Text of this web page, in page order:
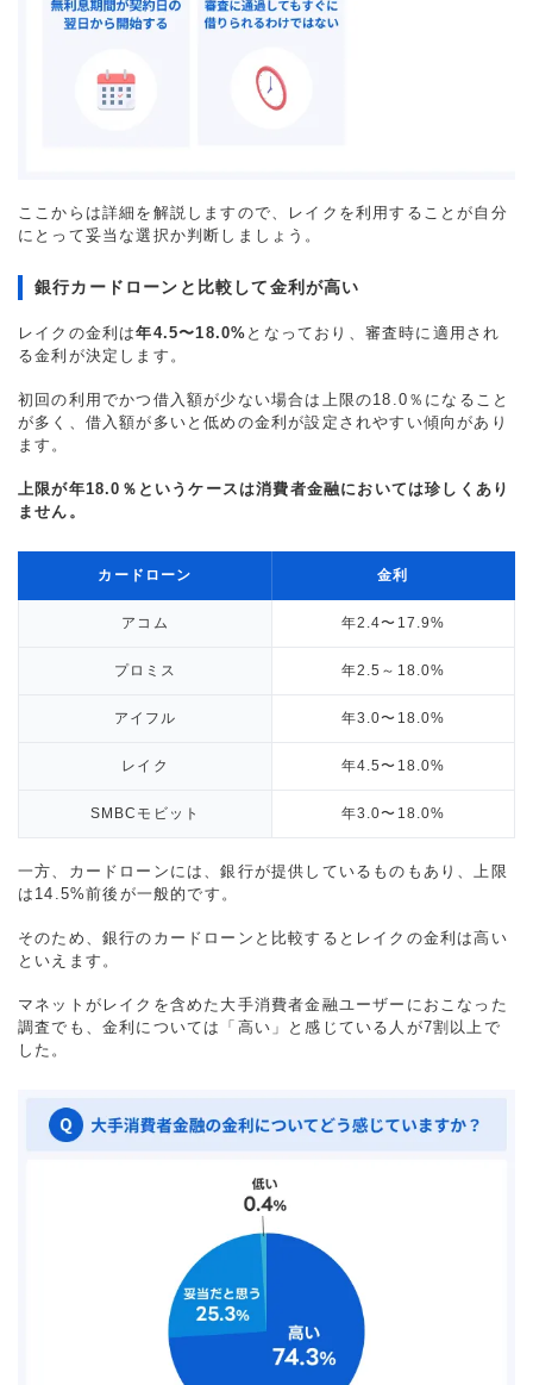
ここからは詳細を解説しますので、レイクを利用することが自分
にとって妥当な選択か判断しましょう。
銀行カードローンと比較して金利が高い
レイクの金利は年4.5〜18.0% となっており、審査時に適用され
る金利が決定します。
初回の利用でかつ借入額が少ない場合は上限の18.0％になること
が多く、借入額が多いと低めの金利が設定されやすい傾向があり
ます。
上限が年18.0％というケースは消費者金融においては珍しくあり
ません。
カードローン 金利
アコム 年2.4〜17.9%
プロミス 年2.5～18.0%
アイフル 年3.0〜18.0%
レイク 年4.5〜18.0%
SMBCモビット 年3.0〜18.0%
一方、カードローンには、銀行が提供しているものもあり、上限
は14.5%前後が一般的です。
そのため、銀行のカードローンと比較するとレイクの金利は高い
といえます。
マネットがレイクを含めた大手消費者金融ユーザーにおこなった
調査でも、金利については「高い」と感じている人が7割以上で
した。